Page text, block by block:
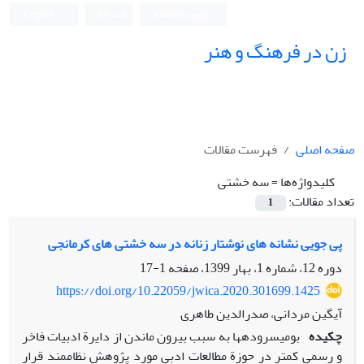
زن در فرهنگ و هنر
صفحه اصلی
فهرست مقالات
کلیدواژه‌ها =سه ‏خشتی
تعداد مقالات:
1
پی‏ جویی نشانه ‏های نوشتار زنانه در سه‏ خشتی‏ های کرمانجی
دوره 12، شماره 1، بهار 1399، صفحه
1-17
https://doi.org/10.22059/jwica.2020.301699.1425
آیگین مردانی، صدرالدین طاهری
چکیده بومی‏سروده‏ها به‏ سبب بیرون ماندن از دایرة ادبیات فاخر
و رسمی کمتر در حوزة مطالعات ادبی مورد پژوهش نظام‏مند قرار